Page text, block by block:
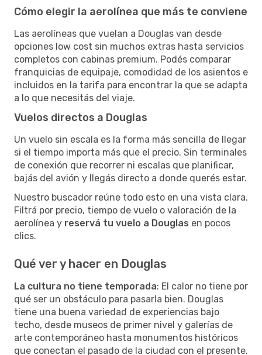
Cómo elegir la aerolínea que más te conviene
Las aerolíneas que vuelan a Douglas van desde
opciones low cost sin muchos extras hasta servicios
completos con cabinas premium. Podés comparar
franquicias de equipaje, comodidad de los asientos e
incluidos en la tarifa para encontrar la que se adapta
a lo que necesitás del viaje.
Vuelos directos a Douglas
Un vuelo sin escala es la forma más sencilla de llegar
si el tiempo importa más que el precio. Sin terminales
de conexión que recorrer ni escalas que planificar,
bajás del avión y llegás directo a donde querés estar.
Nuestro buscador reúne todo esto en una vista clara.
Filtrá por precio, tiempo de vuelo o valoración de la
aerolínea y reservá tu vuelo a Douglas en pocos
clics.
Qué ver y hacer en Douglas
La cultura no tiene temporada: El calor no tiene por
qué ser un obstáculo para pasarla bien. Douglas
tiene una buena variedad de experiencias bajo
techo, desde museos de primer nivel y galerías de
arte contemporáneo hasta monumentos históricos
que conectan el pasado de la ciudad con el presente.